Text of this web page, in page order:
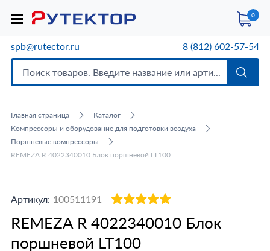
0
spb@rutector.ru 8 (812) 602-57-54
Главная страница
Каталог
Компрессоры и оборудование для подготовки воздуха
Поршневые компрессоры
REMEZA R 4022340010 Блок поршневой LT100
Артикул: 100511191
REMEZA R 4022340010 Блок
поршневой LT100